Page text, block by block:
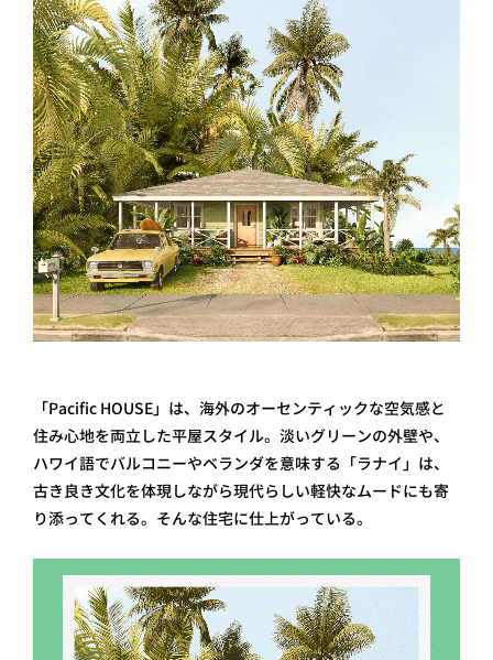
「Pacific HOUSE」は、海外のオーセンティックな空気感と
住み心地を両立した平屋スタイル。淡いグリーンの外壁や、
ハワイ語でバルコニーやベランダを意味する「ラナイ」は、
古き良き文化を体現しながら現代らしい軽快なムードにも寄
り添ってくれる。そんな住宅に仕上がっている。